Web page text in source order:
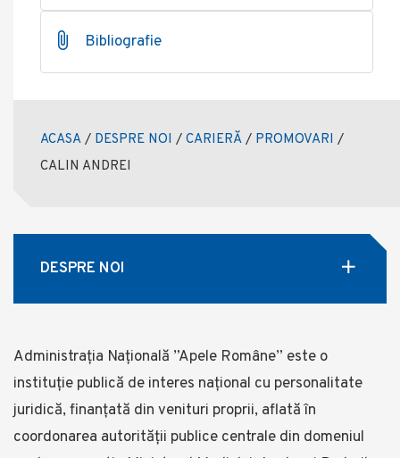
Bibliografie
ACASA / DESPRE NOI / CARIERĂ / PROMOVARI /
CALIN ANDREI
DESPRE NOI
Administrația Națională ”Apele Române” este o
instituție publică de interes național cu personalitate
juridică, finanţată din venituri proprii, aflată în
coordonarea autorității publice centrale din domeniul